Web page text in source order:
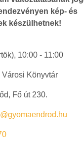
kép- és
készülhetnek!
10:00 - 11:00
Városi Könyvtár
Fő út 230.